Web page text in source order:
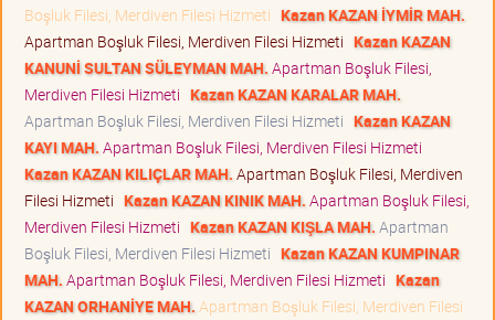
Boşluk Filesi, Merdiven Filesi Hizmeti Kazan KAZAN İYMİR MAH.
Apartman Boşluk Filesi, Merdiven Filesi Hizmeti Kazan KAZAN
KANUNİ SULTAN SÜLEYMAN MAH. Apartman Boşluk Filesi,
Merdiven Filesi Hizmeti Kazan KAZAN KARALAR MAH.
Apartman Boşluk Filesi, Merdiven Filesi Hizmeti Kazan KAZAN
KAYI MAH. Apartman Boşluk Filesi, Merdiven Filesi Hizmeti
Kazan KAZAN KILIÇLAR MAH. Apartman Boşluk Filesi, Merdiven
Filesi Hizmeti Kazan KAZAN KINIK MAH. Apartman Boşluk Filesi,
Merdiven Filesi Hizmeti Kazan KAZAN KIŞLA MAH. Apartman
Boşluk Filesi, Merdiven Filesi Hizmeti Kazan KAZAN KUMPINAR
MAH. Apartman Boşluk Filesi, Merdiven Filesi Hizmeti Kazan
KAZAN ORHANİYE MAH. Apartman Boşluk Filesi, Merdiven Filesi